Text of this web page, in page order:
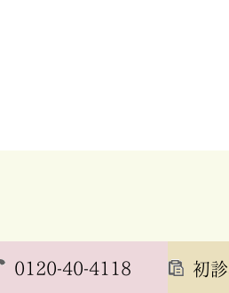
0120-40-4118 初